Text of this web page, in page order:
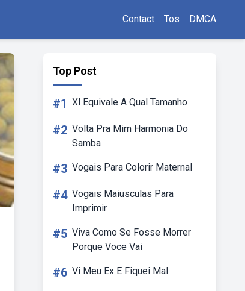
Contact Tos DMCA
Top Post
#1 Xl Equivale A Qual Tamanho
#2 Volta Pra Mim Harmonia Do
Samba
#3 Vogais Para Colorir Maternal
#4 Vogais Maiusculas Para
Imprimir
#5 Viva Como Se Fosse Morrer
Porque Voce Vai
#6 Vi Meu Ex E Fiquei Mal